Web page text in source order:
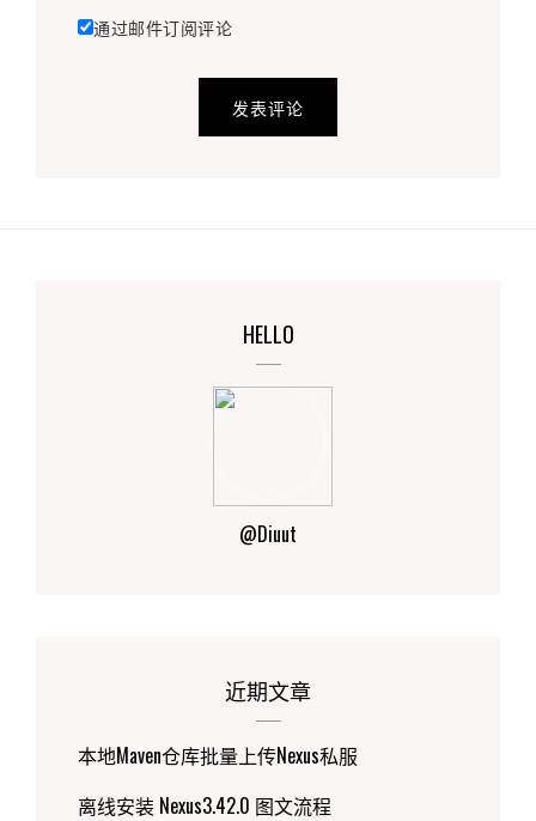
通过邮件订阅评论
HELLO
@Diuut
近期文章
本地Maven仓库批量上传Nexus私服
离线安装 Nexus3.42.0 图文流程